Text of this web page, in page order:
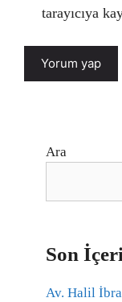
tarayıcıya
Ara
Son
Av. Halil